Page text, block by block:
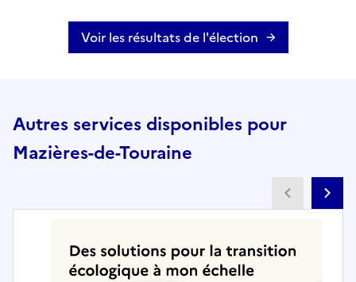
Voir les résultats de l'élection
Autres services disponibles pour
Mazières-de-Touraine